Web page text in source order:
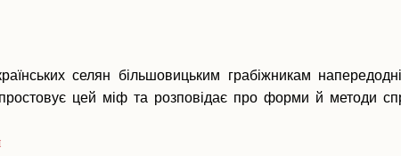
селян більшовицьким грабіжникам
цей міф та розповідає про форми й методи